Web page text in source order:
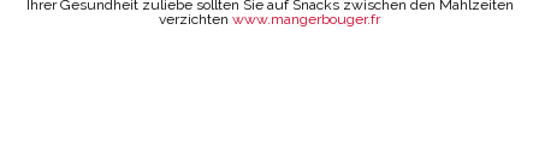
Ihrer Gesundheit zuliebe sollten Sie auf Snacks zwischen den Mahlzeiten
verzichten www.mangerbouger.fr